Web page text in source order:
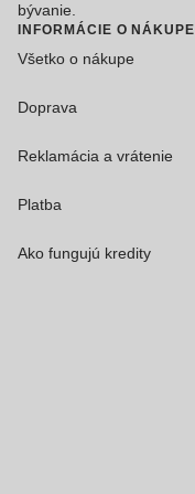
bývanie.
INFORMÁCIE O NÁKUPE
Všetko o nákupe
Doprava
Reklamácia a vrátenie
Platba
Ako fungujú kredity